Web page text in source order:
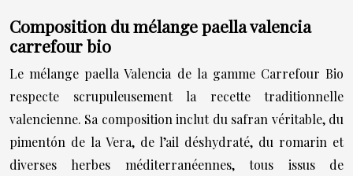
Composition du mélange paella valencia
carrefour bio
Le mélange paella Valencia de la gamme Carrefour Bio
respecte scrupuleusement la recette traditionnelle
valencienne. Sa composition inclut du safran véritable, du
pimentón de la Vera, de l’ail déshydraté, du romarin et
diverses herbes méditerranéennes, tous issus de